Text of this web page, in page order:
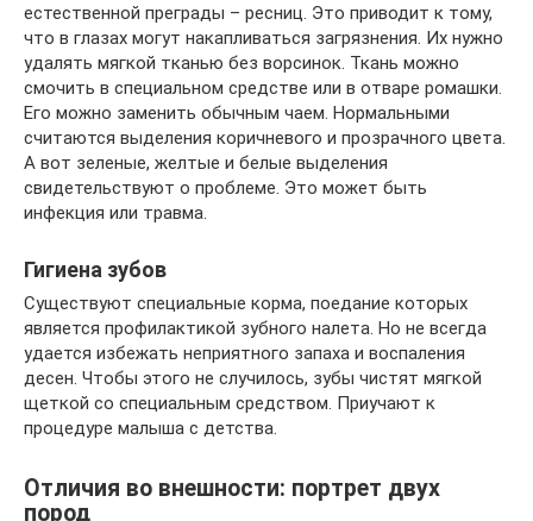
естественной преграды – ресниц. Это приводит к тому,
что в глазах могут накапливаться загрязнения. Их нужно
удалять мягкой тканью без ворсинок. Ткань можно
смочить в специальном средстве или в отваре ромашки.
Его можно заменить обычным чаем. Нормальными
считаются выделения коричневого и прозрачного цвета.
А вот зеленые, желтые и белые выделения
свидетельствуют о проблеме. Это может быть
инфекция или травма.
Гигиена зубов
Существуют специальные корма, поедание которых
является профилактикой зубного налета. Но не всегда
удается избежать неприятного запаха и воспаления
десен. Чтобы этого не случилось, зубы чистят мягкой
щеткой со специальным средством. Приучают к
процедуре малыша с детства.
Отличия во внешности: портрет двух
пород